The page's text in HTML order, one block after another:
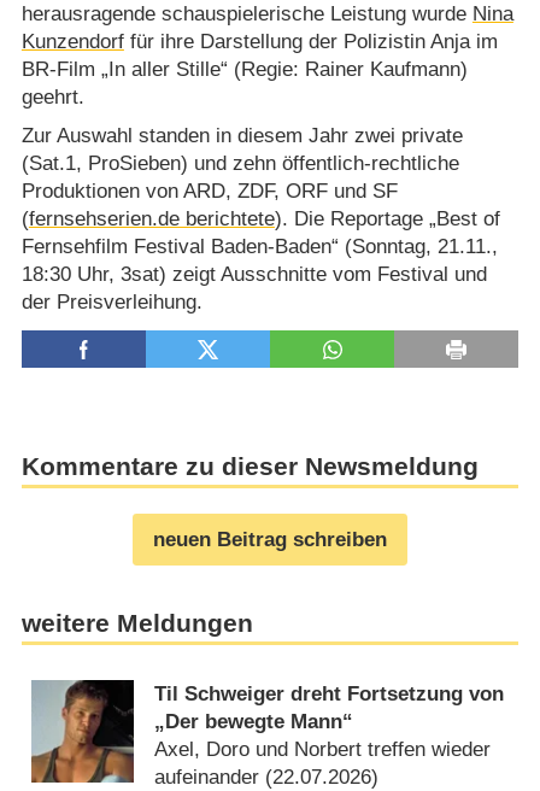
herausragende schauspielerische Leistung wurde Nina
Kunzendorffür ihre Darstellung der Polizistin Anja im
BR-Film „In aller Stille“ (Regie: Rainer Kaufmann)
geehrt.
Zur Auswahl standen in diesem Jahr zwei private
(Sat.1, ProSieben) und zehn öffentlich-rechtliche
Produktionen von ARD, ZDF, ORF und SF
(fernsehserien.de berichtete). Die Reportage „Best of
Fernsehfilm Festival Baden-Baden“ (Sonntag, 21.11.,
18:30 Uhr, 3sat) zeigt Ausschnitte vom Festival und
der Preisverleihung.
Kommentare zu dieser Newsmeldung
neuen Beitrag schreiben
weitere Meldungen
Til Schweiger dreht Fortsetzung von
„Der bewegte Mann“
Axel, Doro und Norbert treffen wieder
aufeinander (22.07.2026)